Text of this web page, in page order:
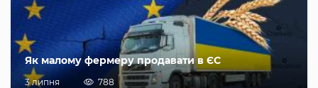
Як малому фермеру продавати в ЄС
3 липня 788